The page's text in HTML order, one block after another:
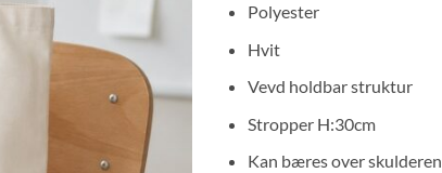
Polyester
Hvit
Vevd holdbar struktur
Stropper H:30cm
Kan bæres over skulderen